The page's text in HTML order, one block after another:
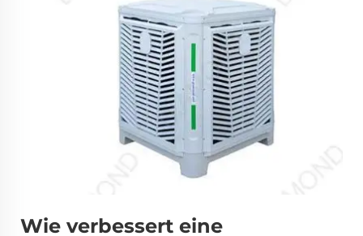
Wie verbessert eine